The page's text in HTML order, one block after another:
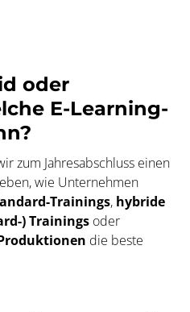
oder
E-Learning-
zum Jahresabschluss einen
wie Unternehmen
Trainings, hybride
) Trainings oder
die beste